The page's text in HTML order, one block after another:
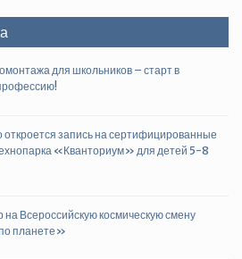
для школьников – старт в
откроется запись на сертифицированные
«Кванториум» для детей 5-8
на Всероссийскую космическую смену
планете»